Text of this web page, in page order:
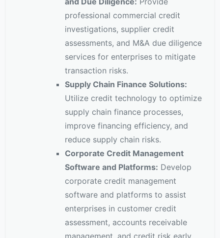
professional commercial credit
investigations, supplier credit
assessments, and M&A due diligence
services for enterprises to mitigate
transaction risks.
Supply Chain Finance Solutions:
Utilize credit technology to optimize
supply chain finance processes,
improve financing efficiency, and
reduce supply chain risks.
Corporate Credit Management
Software and Platforms: Develop
corporate credit management
software and platforms to assist
enterprises in customer credit
assessment, accounts receivable
management, and credit risk early